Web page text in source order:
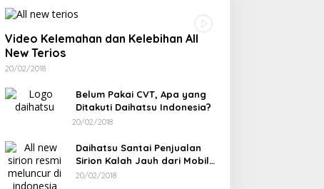
Dekranasda Bangka
Selatan Gelar TikTok Video
Competition 2026
Indikasi Transaksi Timah
Video Kelemahan dan Kelebihan All
New Terios
20/02/2018
Belum Pakai CVT, Apa yang
Ditakuti Daihatsu Indonesia?
20/02/2018
Daihatsu Santai Penjualan
Sirion Kalah Jauh dari Mobil
LCGC
20/02/2018